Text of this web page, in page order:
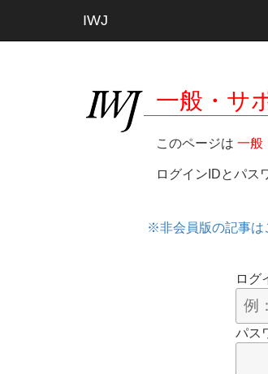
IWJ
一般・サ
このページは 一般
ログインIDとパス
※非会員版の記事は
ログ
パス